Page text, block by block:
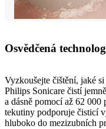
Osvědčená
Vyzkoušejte čištění, jaké
Philips Sonicare čistí
a dásně pomocí až 62
tekutiny podporuje čisticí
hluboko do mezizubních